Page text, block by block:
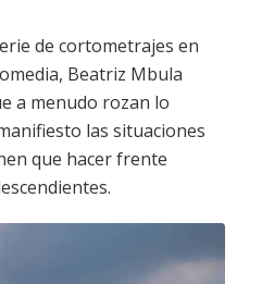
de cortometrajes en
Beatriz Mbula
a menudo rozan lo
las situaciones
que hacer frente